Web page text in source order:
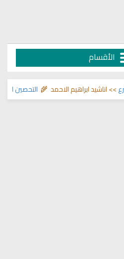
الأقسام
التحصين الشرعيابراهيم الاحمد 🌾